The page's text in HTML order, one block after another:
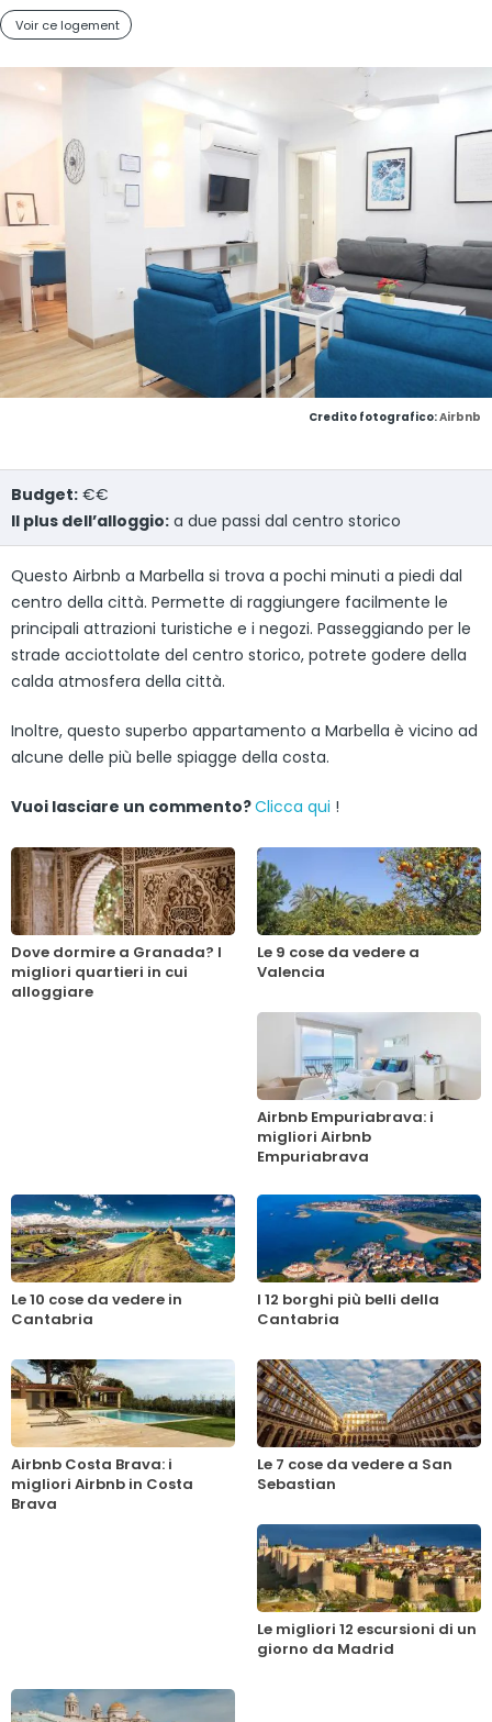
Voir ce logement
Credito fotografico:Airbnb
Budget: €€
Il plus dell’alloggio: a due passi dal centro storico
Questo Airbnb a Marbella si trova a pochi minuti a piedi dal
centro della città. Permette di raggiungere facilmente le
principali attrazioni turistiche e i negozi. Passeggiando per le
strade acciottolate del centro storico, potrete godere della
calda atmosfera della città.
Inoltre, questo superbo appartamento a Marbella è vicino ad
alcune delle più belle spiagge della costa.
Vuoi lasciare un commento?Clicca qui !
Dove dormire a Granada? I
migliori quartieri in cui
alloggiare
Le 9 cose da vedere a
Valencia
Airbnb Empuriabrava: i
migliori Airbnb
Empuriabrava
Le 10 cose da vedere in
Cantabria
I 12 borghi più belli della
Cantabria
Airbnb Costa Brava: i
migliori Airbnb in Costa
Brava
Le 7 cose da vedere a San
Sebastian
Le migliori 12 escursioni di un
giorno da Madrid